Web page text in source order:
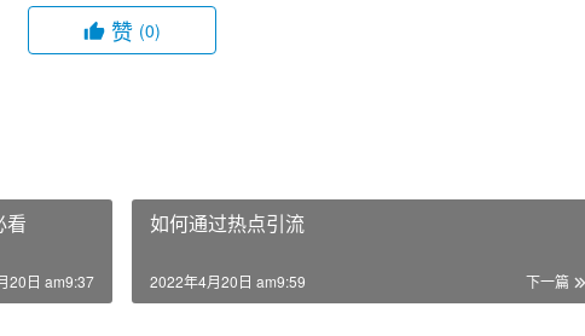
赞 (0)
看
20日 am9:37
如何通过热点引流
下一篇
2022年4月20日 am9:59